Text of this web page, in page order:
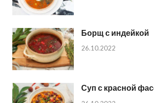
Борщ с индейкой
26.10.2022
Суп с красной